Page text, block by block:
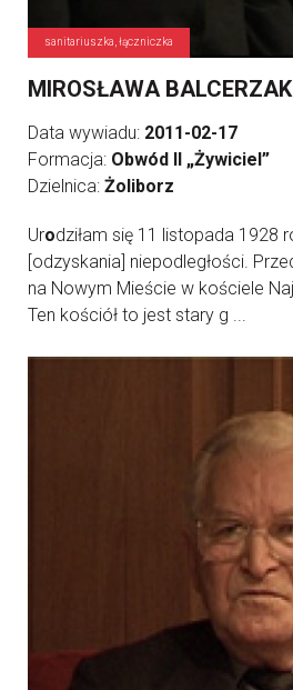
sanitariuszka, łączniczka
MIROSŁAWA BALCERZAK
Data wywiadu: 2011-02-17
Formacja: Obwód II „Żywiciel”
Dzielnica: Żoliborz
Urodziłam się 11 listopada 1928
[odzyskania] niepodległości.
na Nowym Mieście w kościele
Ten kościół to jest stary g ...